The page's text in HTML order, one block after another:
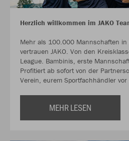
Herzlich willkommen im JAKO
Mehr als 100.000 Mannschaften
vertrauen JAKO. Von den
League. Bambinis, erste
Profitiert ab sofort von der
Verein, eurem Sportfachhändler vor
MEHR LESEN